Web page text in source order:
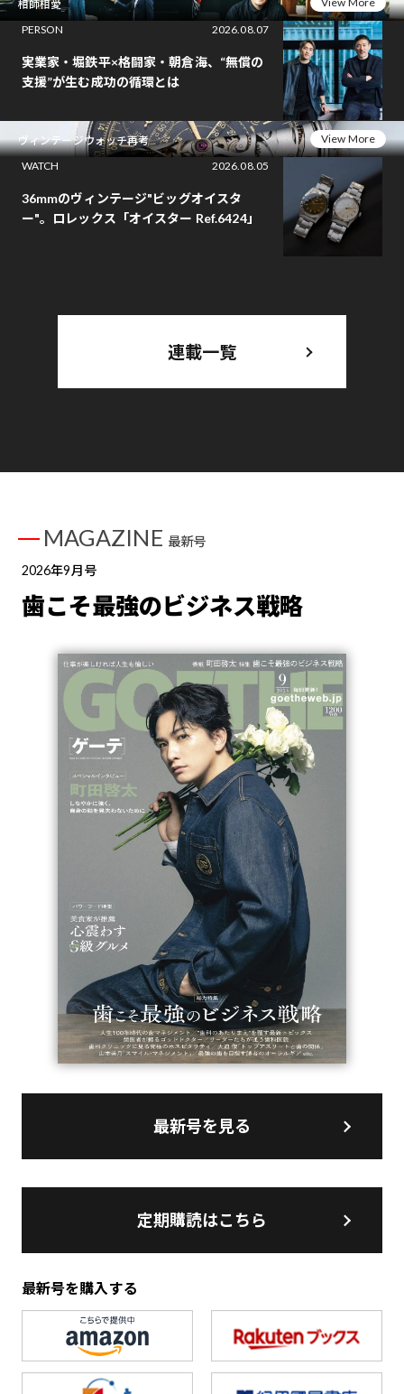
相師相愛
PERSON
2026.08.07
実業家・堀鉄平×格闘家・朝倉海、“無償の
支援”が生む成功の循環とは
ヴィンテージウォッチ再考
View More
WATCH
2026.08.05
36mmのヴィンテージ"ビッグオイスタ
ー"。ロレックス「オイスター Ref.6424」
連載一覧
MAGAZINE 最新号
2026年9月号
歯こそ最強のビジネス戦略
最新号を見る
定期購読はこちら
最新号を購入する